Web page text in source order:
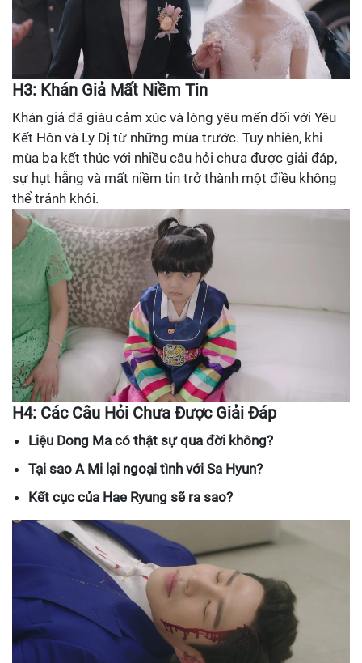
H3: Khán Giả Mất Niềm Tin
Khán giả đã giàu cảm xúc và lòng yêu mến đối với Yêu
Kết Hôn và Ly Dị từ những mùa trước. Tuy nhiên, khi
mùa ba kết thúc với nhiều câu hỏi chưa được giải đáp,
sự hụt hẫng và mất niềm tin trở thành một điều không
thể tránh khỏi.
H4: Các Câu Hỏi Chưa Được Giải Đáp
Liệu Dong Ma có thật sự qua đời không?
Tại sao A Mi lại ngoại tình với Sa Hyun?
Kết cục của Hae Ryung sẽ ra sao?